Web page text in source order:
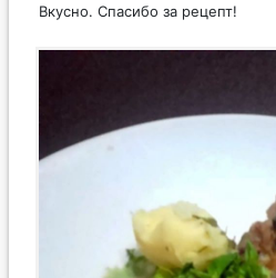
Вкусно. Спасибо за рецепт!